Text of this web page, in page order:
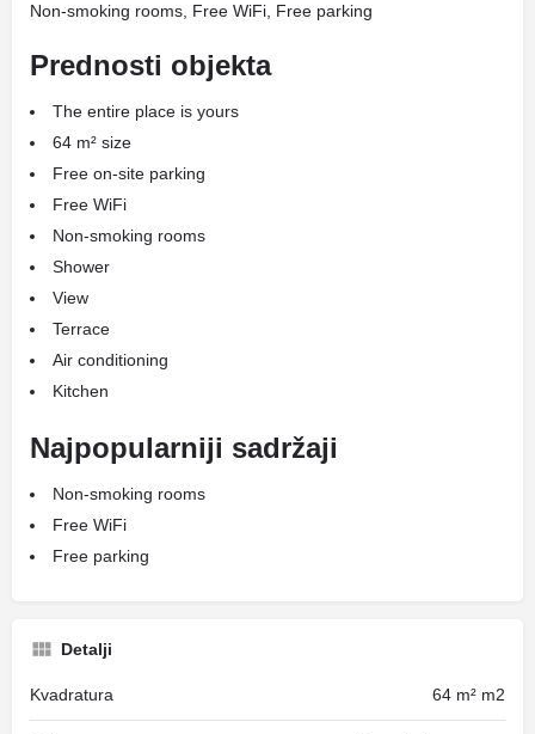
Non-smoking rooms, Free WiFi, Free parking
Prednosti objekta
The entire place is yours
64 m² size
Free on-site parking
Free WiFi
Non-smoking rooms
Shower
View
Terrace
Air conditioning
Kitchen
Najpopularniji sadržaji
Non-smoking rooms
Free WiFi
Free parking
Detalji
Kvadratura 64 m² m2